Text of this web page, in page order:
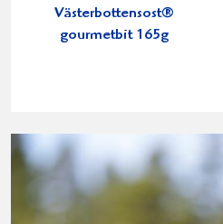
Västerbottensost®
gourmetbit 165g